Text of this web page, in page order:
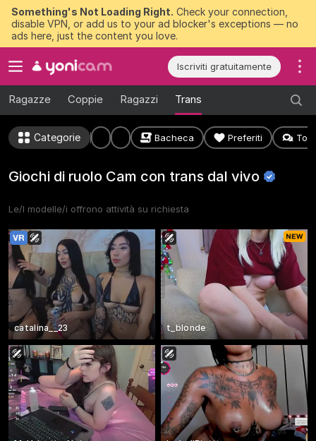
Something's Not Loading Right. Check your connection,
disable VPN, or add us to your ad blocker's exceptions — no
ads here, just the content you love.
Iscriviti gratuitamente
Ragazze Coppie Ragazzi Trans
Categorie Bacheca Preferiti Top
Giochi di ruolo Cam con trans dal vivo
Le/I modelle/i offrono attività su richiesta
catalina__23 t_blonde